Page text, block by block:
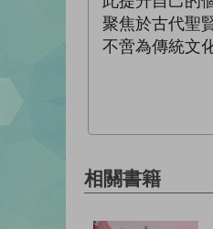
聚焦於古代聖
不啻為傳統文
相關書籍